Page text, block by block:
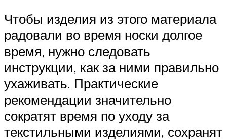
Чтобы изделия из этого материала
радовали во время носки долгое
время, нужно следовать
инструкции, как за ними правильно
ухаживать. Практические
рекомендации значительно
сократят время по уходу за
текстильными изделиями, сохранят